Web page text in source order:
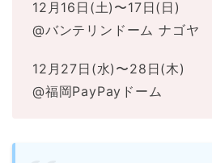
12月16日(土)〜17日(日)
@バンテリンドーム ナゴヤ
12月27日(水)〜28日(木)
@福岡PayPayドーム